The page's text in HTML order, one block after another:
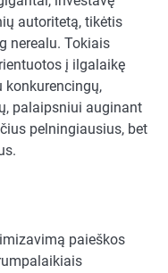
autoritetą, tikėtis
nerealu. Tokiais
į ilgalaikę
konkurencingų,
palaipsniui auginant
pelningiausius, bet
paieškos